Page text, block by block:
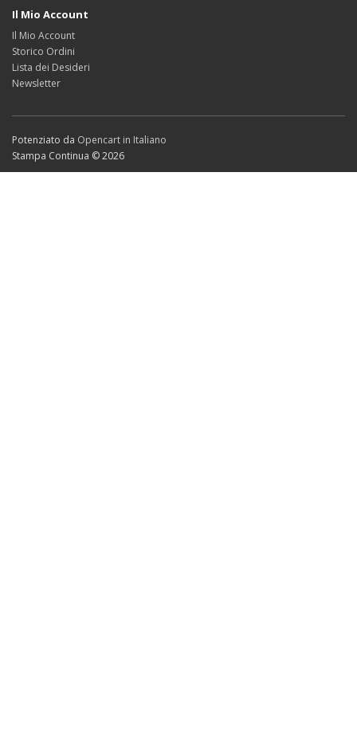
Il Mio Account
Il Mio Account
Storico Ordini
Lista dei Desideri
Newsletter
Potenziato da Opencart in Italiano
Stampa Continua © 2026